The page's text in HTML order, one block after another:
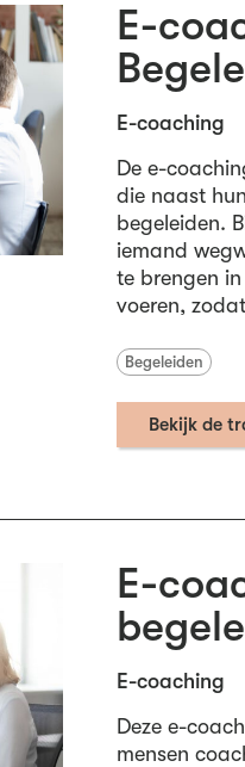
E-
E-coaching
De e-
die naast
begeleiden.
iemand
te brengen
voeren,
Begeleiden
Bekijk de
E-
E-coaching
Deze e-
mensen